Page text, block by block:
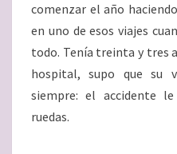
comenzar el año
en uno de esos viajes
todo. Tenía treinta y tres
hospital, supo que su
siempre: el accidente
ruedas.